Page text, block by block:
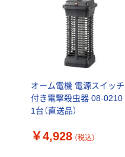
オーム電機 電源スイッチ
付き電撃殺虫器 08-0210
1台（直送品）
￥4,928 （税込）